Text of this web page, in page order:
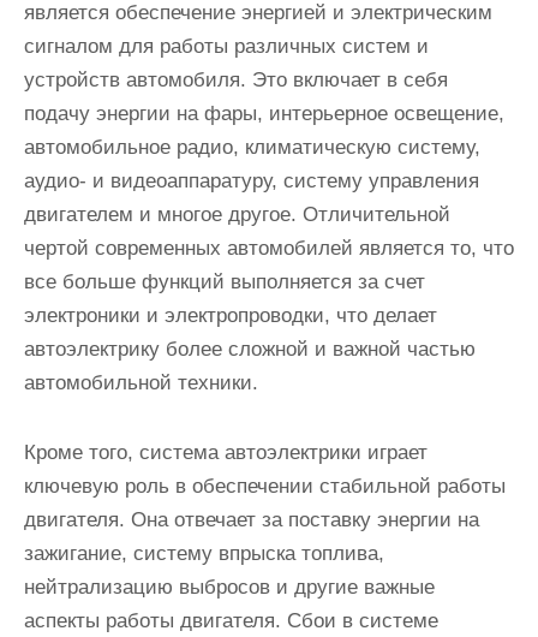
является обеспечение энергией и электрическим
сигналом для работы различных систем и
устройств автомобиля. Это включает в себя
подачу энергии на фары, интерьерное освещение,
автомобильное радио, климатическую систему,
аудио- и видеоаппаратуру, систему управления
двигателем и многое другое. Отличительной
чертой современных автомобилей является то, что
все больше функций выполняется за счет
электроники и электропроводки, что делает
автоэлектрику более сложной и важной частью
автомобильной техники.
Кроме того, система автоэлектрики играет
ключевую роль в обеспечении стабильной работы
двигателя. Она отвечает за поставку энергии на
зажигание, систему впрыска топлива,
нейтрализацию выбросов и другие важные
аспекты работы двигателя. Сбои в системе